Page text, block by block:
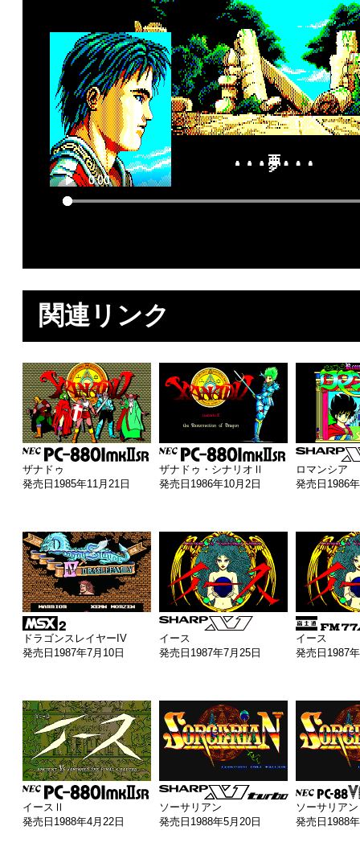
関連リンク
ザナドゥ
発売日1985年11月21日
ザナドゥ・シナリオⅡ
発売日1986年10月2日
ロマンシア
発売日1986
ドラゴンスレイヤーIV
発売日1987年7月10日
イース
発売日1987年7月25日
イース
発売日1987
イースⅡ
発売日1988年4月22日
ソーサリアン
発売日1988年5月20日
ソーサリアン
発売日1988